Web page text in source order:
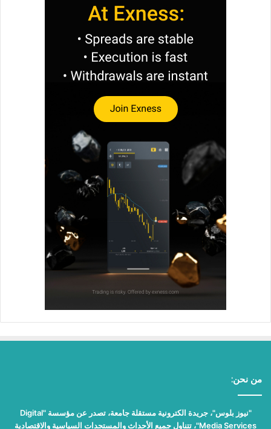
من نحن:
"نيوز بلوس"، جريدة الكترونية مستقلة جامعة، تصدر عن مؤسسة "Digital
Media Services"، تتناول جميع الأحداث والمستجدات السياسية والاقتصادية